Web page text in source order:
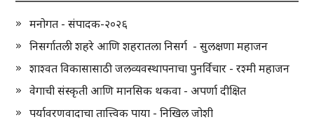
मनोगत - संपादक-२०२६
निसर्गातली शहरे आणि शहरातला निसर्ग - सुलक्षणा महाजन
शाश्वत विकासासाठी जलव्यवस्थापनाचा पुनर्विचार - रश्मी महाजन
वेगाची संस्कृती आणि मानसिक थकवा - अपर्णा दीक्षित
पर्यावरणवादाचा तात्त्विक पाया - निखिल जोशी